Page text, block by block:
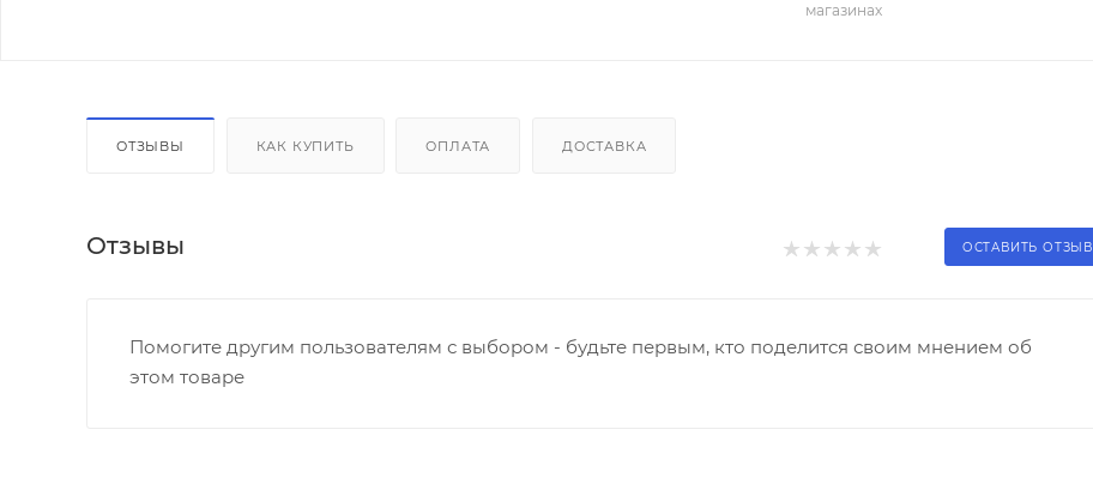
магазинах
ОТЗЫВЫ КАК КУПИТЬ ОПЛАТА ДОСТАВКА
Отзывы ОСТАВИТЬ ОТЗЫВ
Помогите другим пользователям с выбором - будьте первым, кто поделится своим мнением об
этом товаре